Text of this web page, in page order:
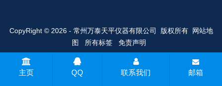
CopyRight © 2026 - 常州万泰天平仪器有限公司 版权所有 网站地
图
所有标签 免责声明
主页 QQ 联系我们 邮箱